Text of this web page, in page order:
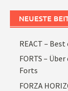
NEUESTE
REACT –
FORTS –
Forts
FORZA